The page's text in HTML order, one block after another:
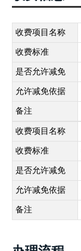
收费项目名称
收费标准
是否允许减免
允许减免依据
备注
收费项目名称
收费标准
是否允许减免
允许减免依据
备注